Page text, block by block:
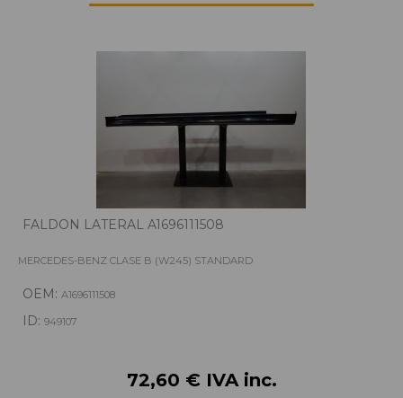
FALDON LATERAL A1696111508
MERCEDES-BENZ CLASE B (W245) STANDARD
OEM: A1696111508
ID: 949107
72,60 € IVA inc.